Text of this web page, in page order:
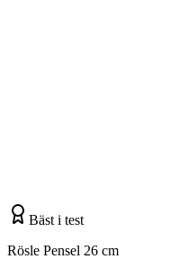
Bäst i test
Rösle Pensel 26 cm